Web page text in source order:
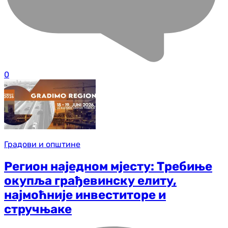
0
Градови и општине
Регион наједном мјесту: Требиње
окупља грађевинску елиту,
најмоћније инвеститоре и
стручњаке